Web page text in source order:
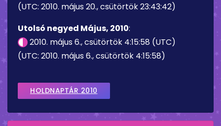
(UTC: 2010. május 20., csütörtök 23:43:42)
Utolsó negyed Május, 2010:
2010. május 6., csütörtök 4:15:58 (UTC)
(UTC: 2010. május 6., csütörtök 4:15:58)
HOLDNAPTÁR 2010